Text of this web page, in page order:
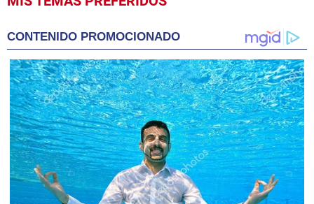
seconds
minutes,
18
seconds
CONTENIDO PROMOCIONADO